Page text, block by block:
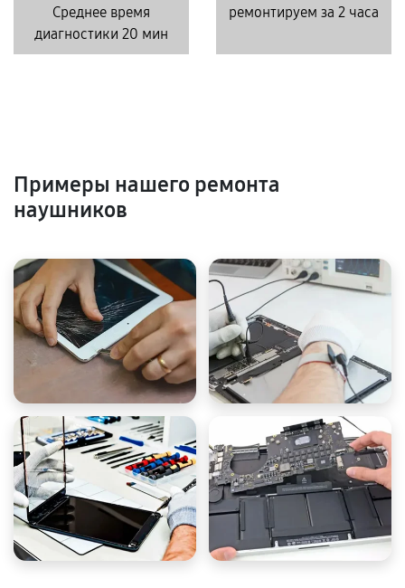
Среднее время
диагностики 20 мин
ремонтируем за 2 часа
Примеры нашего ремонта
наушников